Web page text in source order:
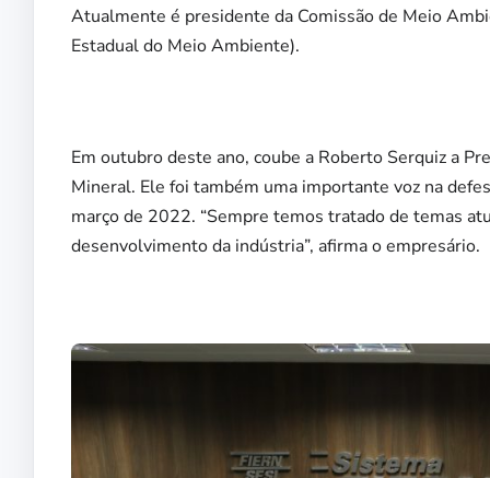
Atualmente é presidente da Comissão de Meio
Estadual do Meio Ambiente).
Em outubro deste ano, coube a Roberto Serquiz a
Mineral. Ele foi também uma importante voz na
março de 2022. “Sempre temos tratado de temas
desenvolvimento da indústria”, afirma o empresário.